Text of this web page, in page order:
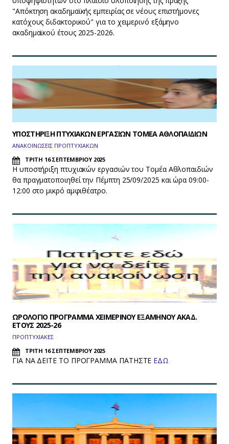
"Απόκτηση ακαδημαϊκής εμπειρίας σε νέους επιστήμονες
κατόχους διδακτορικού" για το χειμερινό εξάμηνο
ακαδημαϊκού έτους 2025-2026.
ΥΠΟΣΤΗΡΙΞΗ ΠΤΥΧΙΑΚΩΝ ΕΡΓΑΣΙΩΝ ΤΟΜΕΑ ΑΘΛΟΠΑΙΔΙΩΝ
ΑΝΑΚΟΙΝΩΣΕΙΣ ΠΡΟΠΤΥΧΙΑΚΩΝ
ΤΡΙΤΗ 16 ΣΕΠΤΕΜΒΡΙΟΥ 2025
Η υποστήριξη πτυχιακών εργασιών του Τομέα Αθλοπαιδιών
θα πραγματοποιηθεί την Πέμπτη 25/09/2025 και ώρα 09:00-
12:00 στο μικρό αμφιθέατρο.
ΩΡΟΛΟΓΙΟ ΠΡΟΓΡΑΜΜΑ ΧΕΙΜΕΡΙΝΟΥ ΕΞΑΜΗΝΟΥ ΑΚΑΔ.
ΕΤΟΥΣ 2025-26
ΠΡΟΠΤΥΧΙΑΚΕΣ
ΤΡΙΤΗ 16 ΣΕΠΤΕΜΒΡΙΟΥ 2025
ΓΙΑ ΝΑ ΔΕΙΤΕ ΤΟ ΠΡΟΓΡΑΜΜΑ ΠΑΤΗΣΤΕ ΕΔΩ